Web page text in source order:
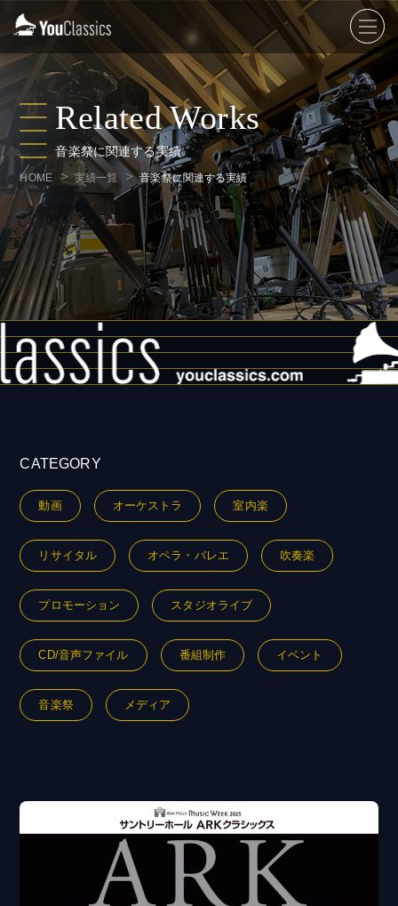
HOME 実績一覧 音楽祭に関連する実績
Related Works
音楽祭に関連する実績
CATEGORY
動画 オーケストラ 室内楽
リサイタル オペラ・バレエ 吹奏楽
プロモーション スタジオライブ
CD/音声ファイル 番組制作 イベント
音楽祭 メディア